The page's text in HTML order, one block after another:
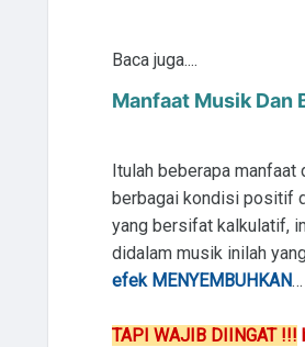
Baca juga....
Manfaat Musik Dan
Itulah beberapa manfaat
berbagai kondisi positif
yang bersifat kalkulatif,
didalam musik inilah
efek MENYEMBUHKAN…
TAPI WAJIB DIINGAT !!!